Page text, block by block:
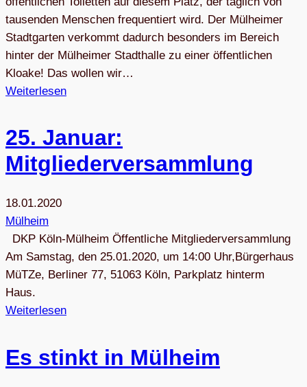
tausenden Menschen frequentiert wird. Der Mülheimer
Stadtgarten verkommt dadurch besonders im Bereich
hinter der Mülheimer Stadthalle zu einer öffentlichen
Kloake! Das wollen wir…
Weiterlesen
25. Januar:
Mitgliederversammlung
18.01.2020
Mülheim
DKP Köln-Mülheim Öffentliche Mitgliederversammlung
Am Samstag, den 25.01.2020, um 14:00 Uhr,Bürgerhaus
MüTZe, Berliner 77, 51063 Köln, Parkplatz hinterm
Haus.
Weiterlesen
Es stinkt in Mülheim